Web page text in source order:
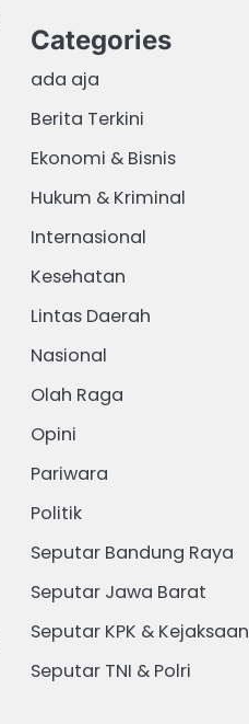
Categories
ada aja
Berita Terkini
Ekonomi & Bisnis
Hukum & Kriminal
Internasional
Kesehatan
Lintas Daerah
Nasional
Olah Raga
Opini
Pariwara
Politik
Seputar Bandung Raya
Seputar Jawa Barat
Seputar KPK & Kejaksaan
Seputar TNI & Polri